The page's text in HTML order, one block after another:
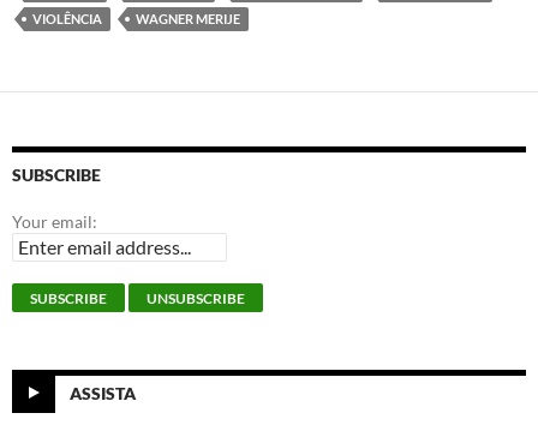
VIOLÊNCIA
WAGNER MERIJE
SUBSCRIBE
Your email:
ASSISTA